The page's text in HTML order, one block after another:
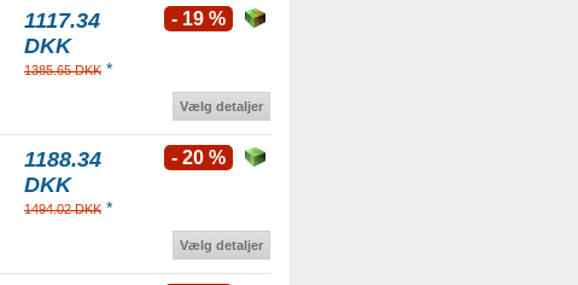
1117.34
DKK
1385.65 DKK *
- 19 %
Vælg detaljer
1188.34
DKK
1494.02 DKK *
- 20 %
Vælg detaljer